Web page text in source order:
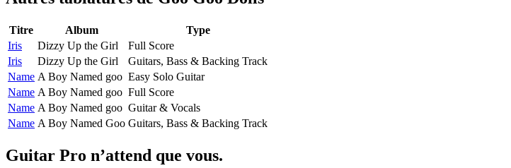
Titre Album
Type
Iris
Dizzy Up the Girl
Full Score
Iris
Dizzy Up the Girl
Guitars, Bass & Backing Track
Name A Boy Named goo Easy Solo Guitar
Name A Boy Named goo Full Score
Name A Boy Named goo Guitar & Vocals
Name A Boy Named Goo Guitars, Bass & Backing Track
Guitar Pro n’attend que vous.